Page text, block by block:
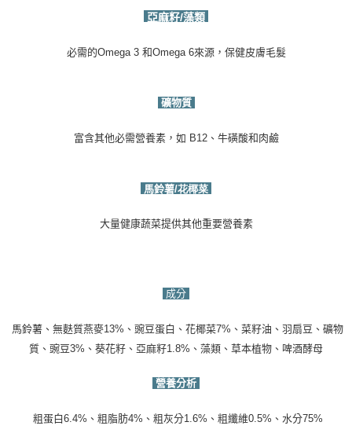
亞麻籽/藻類
必需的Omega 3 和Omega 6來源，保健皮膚毛髮
礦物質
富含其他必需營養素，如 B12、牛磺酸和肉鹼
馬鈴薯/花椰菜
大量健康蔬菜提供其他重要營養素
成分
馬鈴薯、無麩質燕麥13%、豌豆蛋白、花椰菜7%、菜籽油、羽扇豆、礦物
質、豌豆3%、葵花籽、亞麻籽1.8%、藻類、草本植物、啤酒酵母
營養分析
粗蛋白6.4%、粗脂肪4%、粗灰分1.6%、粗纖維0.5%、水分75%